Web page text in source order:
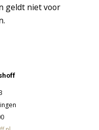
geldt niet voor